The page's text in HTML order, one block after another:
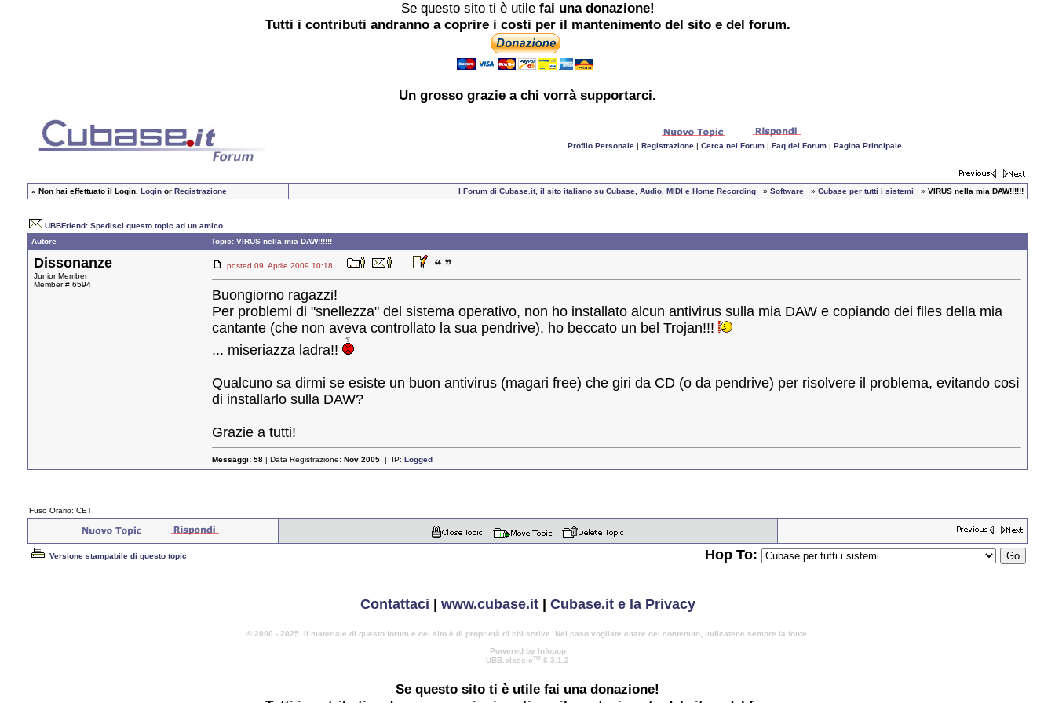
Se questo sito ti è utile fai una donazione!
Tutti i contributi andranno a coprire i costi per il mantenimento del sito e del forum.
Un grosso grazie a chi vorrà supportarci.
Profilo Personale| Registrazione| Cerca nel Forum| Faq del Forum| Pagina Principale
» Non hai effettuato il Login. Login or Registrazione I Forum di Cubase.it, il sito italiano su Cubase, Audio, MIDI e Home Recording » Software » Cubase per tutti i sistemi » VIRUS nella mia DAW!!!!!!
UBBFriend: Spedisci questo topic ad un amico
Autore
Topic: VIRUS nella mia DAW!!!!!!
Dissonanze
Junior Member
Member # 6594
posted 09. Aprile 2009 10:18
Buongiorno ragazzi!
Per problemi di "snellezza" del sistema operativo, non ho installato alcun antivirus sulla mia DAW e copiando dei files della mia
cantante (che non aveva controllato la sua pendrive), ho beccato un bel Trojan!!!
... miseriazza ladra!!
Qualcuno sa dirmi se esiste un buon antivirus (magari free) che giri da CD (o da pendrive) per risolvere il problema, evitando così
di installarlo sulla DAW?
Grazie a tutti!
Messaggi: 58 | Data Registrazione: Nov 2005 | IP: Logged
Fuso Orario: CET
Versione stampabile di questo topic Hop To:
Contattaci www.cubase.it| Cubase.it e la Privacy
© 2000 - 2025. Il materiale di questo forum e del sito è di proprietà di chi scrive. Nel caso vogliate citare del contenuto, indicatene sempre la fonte.
Powered by Infopop
UBB.classicTM 6.3.1.2
Se questo sito ti è utile fai una donazione!